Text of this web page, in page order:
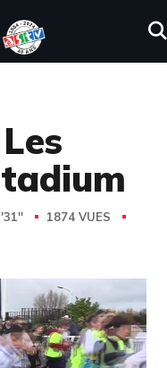
1874 VUES